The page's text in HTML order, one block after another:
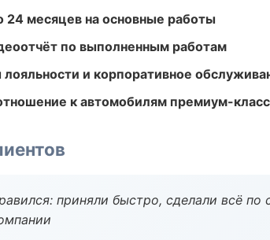
24 месяцев на основные работы
по выполненным работам
и корпоративное
к автомобилям премиум-
приняли быстро, сделали всё по